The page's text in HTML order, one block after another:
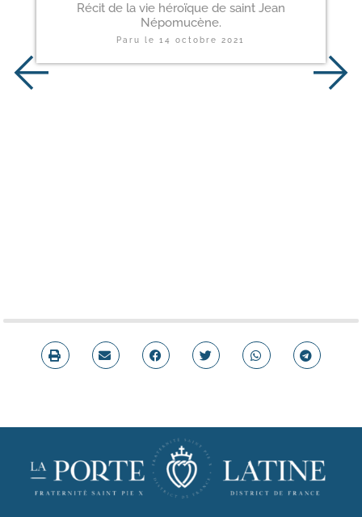
Récit de la vie héroïque de saint Jean
Népomucène.
Paru le14 octobre 2021